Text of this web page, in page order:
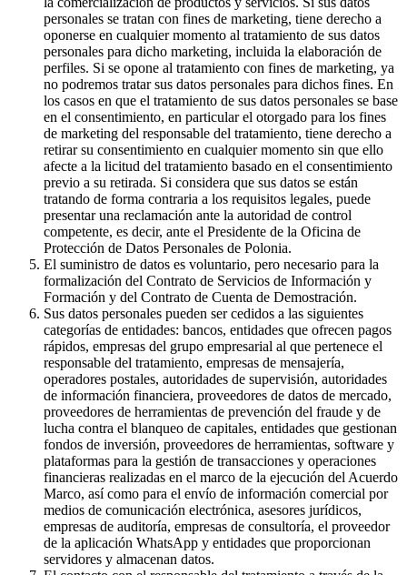
personales se tratan con fines de marketing, tiene derecho a
oponerse en cualquier momento al tratamiento de sus datos
personales para dicho marketing, incluida la elaboración de
perfiles. Si se opone al tratamiento con fines de marketing, ya
no podremos tratar sus datos personales para dichos fines. En
los casos en que el tratamiento de sus datos personales se base
en el consentimiento, en particular el otorgado para los fines
de marketing del responsable del tratamiento, tiene derecho a
retirar su consentimiento en cualquier momento sin que ello
afecte a la licitud del tratamiento basado en el consentimiento
previo a su retirada. Si considera que sus datos se están
tratando de forma contraria a los requisitos legales, puede
presentar una reclamación ante la autoridad de control
competente, es decir, ante el Presidente de la Oficina de
Protección de Datos Personales de Polonia.
El suministro de datos es voluntario, pero necesario para la
formalización del Contrato de Servicios de Información y
Formación y del Contrato de Cuenta de Demostración.
Sus datos personales pueden ser cedidos a las siguientes
categorías de entidades: bancos, entidades que ofrecen pagos
rápidos, empresas del grupo empresarial al que pertenece el
responsable del tratamiento, empresas de mensajería,
operadores postales, autoridades de supervisión, autoridades
de información financiera, proveedores de datos de mercado,
proveedores de herramientas de prevención del fraude y de
lucha contra el blanqueo de capitales, entidades que gestionan
fondos de inversión, proveedores de herramientas, software y
plataformas para la gestión de transacciones y operaciones
financieras realizadas en el marco de la ejecución del Acuerdo
Marco, así como para el envío de información comercial por
medios de comunicación electrónica, asesores jurídicos,
empresas de auditoría, empresas de consultoría, el proveedor
de la aplicación WhatsApp y entidades que proporcionan
servidores y almacenan datos.